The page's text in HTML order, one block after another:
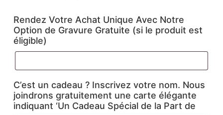
Rendez Votre Achat Unique Avec Notre
Option de Gravure Gratuite (si le produit est
éligible)
C’est un cadeau ? Inscrivez votre nom. Nous
joindrons gratuitement une carte élégante
indiquant ‘Un Cadeau Spécial de la Part de